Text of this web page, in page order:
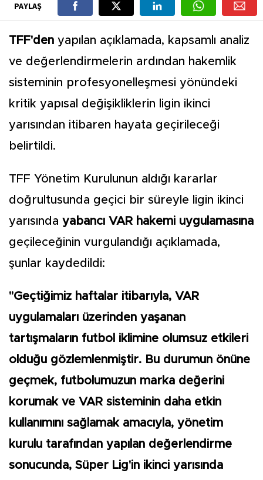
PAYLAŞ
TFF'den yapılan açıklamada, kapsamlı analiz
ve değerlendirmelerin ardından hakemlik
sisteminin profesyonelleşmesi yönündeki
kritik yapısal değişikliklerin ligin ikinci
yarısından itibaren hayata geçirileceği
belirtildi.
TFF Yönetim Kurulunun aldığı kararlar
doğrultusunda geçici bir süreyle ligin ikinci
yarısında yabancı VAR hakemi uygulamasına
geçileceğinin vurgulandığı açıklamada,
şunlar kaydedildi:
"Geçtiğimiz haftalar itibarıyla, VAR
uygulamaları üzerinden yaşanan
tartışmaların futbol iklimine olumsuz etkileri
olduğu gözlemlenmiştir. Bu durumun önüne
geçmek, futbolumuzun marka değerini
korumak ve VAR sisteminin daha etkin
kullanımını sağlamak amacıyla, yönetim
kurulu tarafından yapılan değerlendirme
sonucunda, Süper Lig'in ikinci yarısında